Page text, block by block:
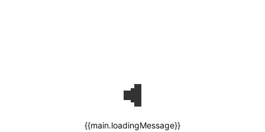
{{main.loadingMessage}}